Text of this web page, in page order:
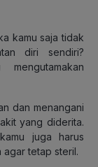
kamu saja tidak
diri sendiri?
dan menangani
yang diderita.
juga harus
agar tetap steril.